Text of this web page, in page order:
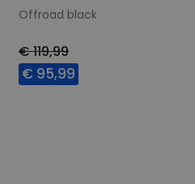
Offroad black
€ 119,99
€ 95,99